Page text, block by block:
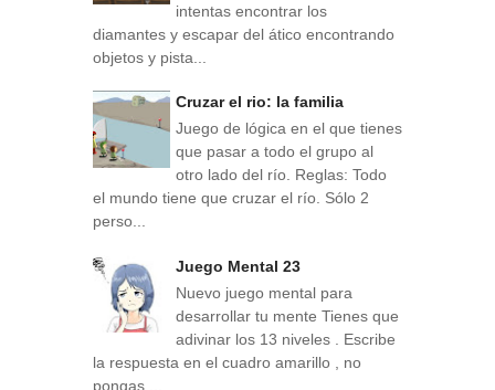
intentas encontrar los
diamantes y escapar del ático encontrando
objetos y pista...
Cruzar el rio: la familia
Juego de lógica en el que tienes
que pasar a todo el grupo al
otro lado del río. Reglas: Todo
el mundo tiene que cruzar el río. Sólo 2
perso...
Juego Mental 23
Nuevo juego mental para
desarrollar tu mente Tienes que
adivinar los 13 niveles . Escribe
la respuesta en el cuadro amarillo , no
pongas ...